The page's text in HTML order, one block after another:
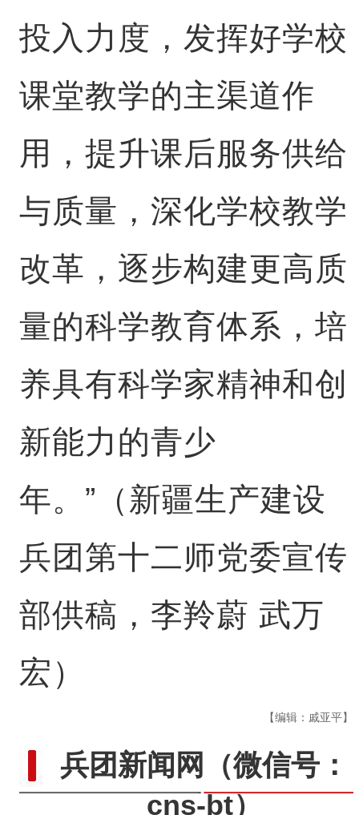
投入力度，发挥好学校
课堂教学的主渠道作
用，提升课后服务供给
与质量，深化学校教学
改革，逐步构建更高质
量的科学教育体系，培
养具有科学家精神和创
新能力的青少
年。”（新疆生产建设
兵团第十二师党委宣传
部供稿，李羚蔚 武万
宏）
【编辑：戚亚平】
兵团新闻网
（微信号：
cns-bt）